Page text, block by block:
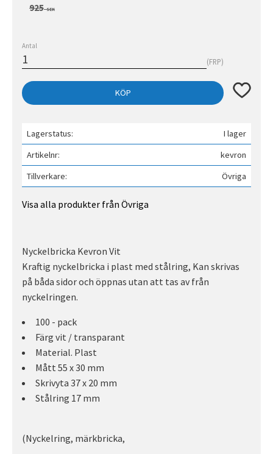
Ordinarie pris:
925SEK
Antal
FRP
KÖP Lägg till
Lagerstatus
I lager
Artikelnr
kevron
Tillverkare
Övriga
Visa alla produkter från Övriga
Nyckelbricka Kevron Vit
Kraftig nyckelbricka i plast med stålring, Kan skrivas
på båda sidor och öppnas utan att tas av från
nyckelringen.
100 - pack
Färg vit / transparant
Material. Plast
Mått 55 x 30 mm
Skrivyta 37 x 20 mm
Stålring 17 mm
(Nyckelring, märkbricka,